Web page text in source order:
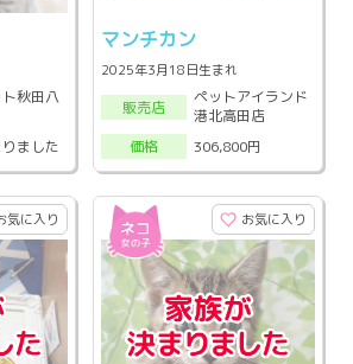
秋田八
ました
マンチカン
2025年3月18日生まれ
販売店
ペットアイランド
港北高田店
価格
306,800円
気に入り お気に入り